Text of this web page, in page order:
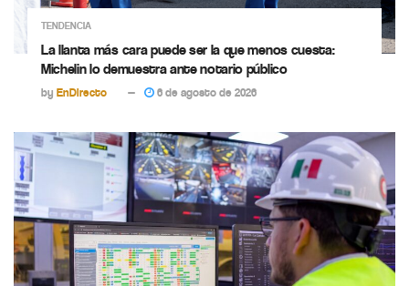
TENDENCIA
La llanta más cara puede ser la que menos cuesta:
Michelin lo demuestra ante notario público
by EnDirecto 6 de agosto de 2026